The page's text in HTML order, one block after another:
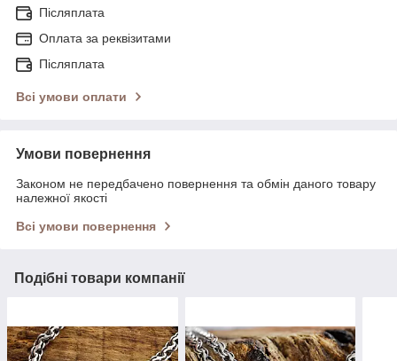
Післяплата
Оплата за реквізитами
Післяплата
Всі умови оплати
Умови повернення
Законом не передбачено повернення та обмін даного товару
належної якості
Всі умови повернення
Подібні товари компанії